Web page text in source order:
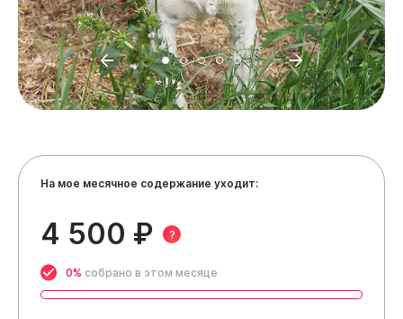
На мое месячное содержание уходит:
4 500 ₽ ?
0% собрано в этом месяце